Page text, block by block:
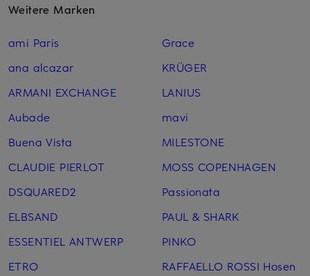
Weitere Marken
ami Paris
ana alcazar
ARMANI EXCHANGE
Aubade
Buena Vista
CLAUDIE PIERLOT
DSQUARED2
ELBSAND
ESSENTIEL ANTWERP
ETRO
Grace
KRÜGER
LANIUS
mavi
MILESTONE
MOSS COPENHAGEN
Passionata
PAUL & SHARK
PINKO
RAFFAELLO ROSSI Hosen